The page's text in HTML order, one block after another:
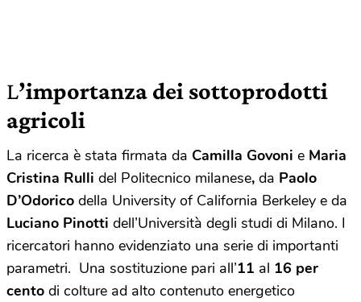
L’importanza dei sottoprodotti
agricoli
La ricerca è stata firmata da Camilla Govoni e Maria
Cristina Rulli del Politecnico milanese, da Paolo
D’Odorico della University of California Berkeley e da
Luciano Pinotti dell’Università degli studi di Milano. I
ricercatori hanno evidenziato una serie di importanti
parametri. Una sostituzione pari all’11 al 16 per
cento di colture ad alto contenuto energetico